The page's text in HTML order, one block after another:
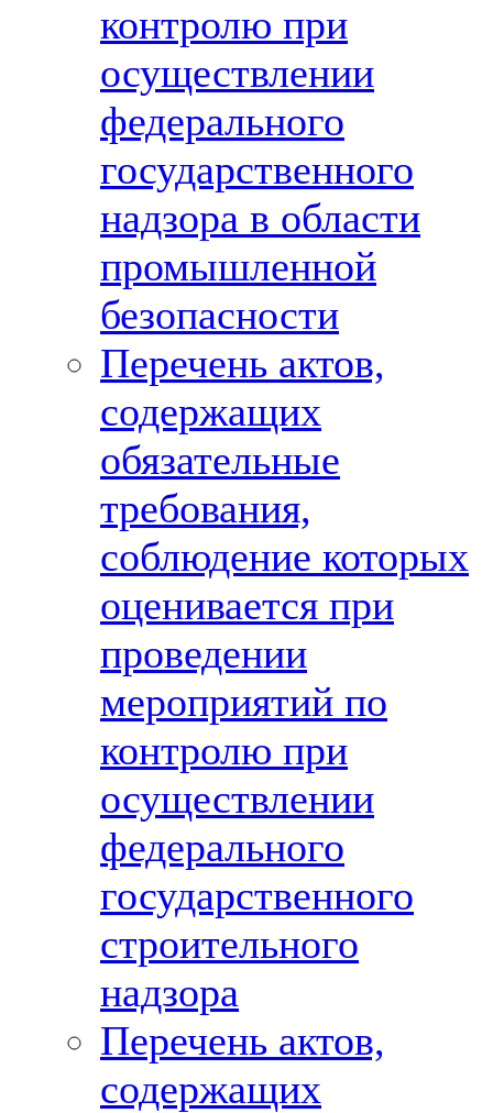
контролю при
осуществлении
федерального
государственного
надзора в области
промышленной
безопасности
Перечень актов,
содержащих
обязательные
требования,
соблюдение которых
оценивается при
проведении
мероприятий по
контролю при
осуществлении
федерального
государственного
строительного
надзора
Перечень актов,
содержащих